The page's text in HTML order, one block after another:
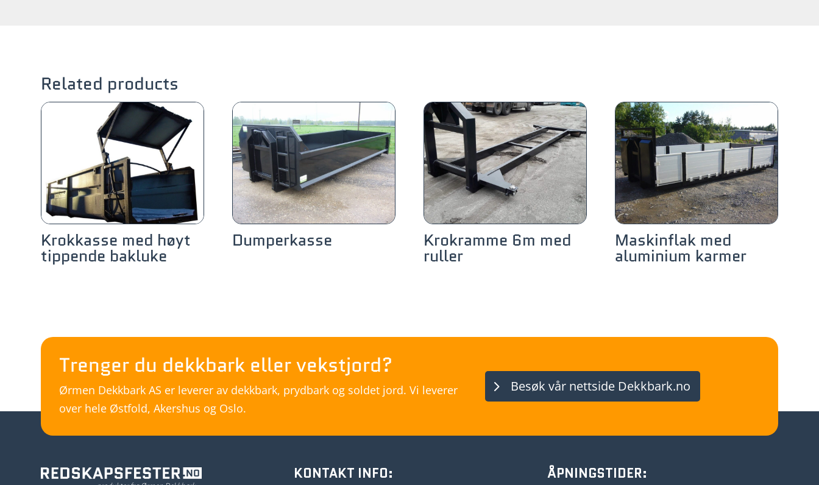
Related products
Krokkasse med høyt
tippende bakluke
Dumperkasse Krokramme 6m med
ruller
Maskinflak med
aluminium karmer
Trenger du dekkbark eller vekstjord?
Ørmen Dekkbark AS er leverer av dekkbark, prydbark og soldet jord. Vi leverer
over hele Østfold, Akershus og Oslo.
Besøk vår nettside Dekkbark.no
KONTAKT INFO: ÅPNINGSTIDER: